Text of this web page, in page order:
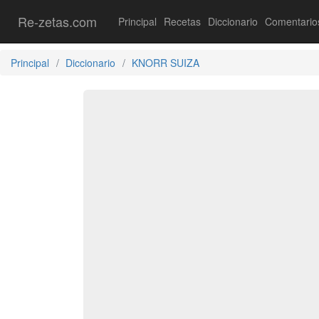
Re-zetas.com Principal Recetas Diccionario
Principal Diccionario KNORR SUIZA